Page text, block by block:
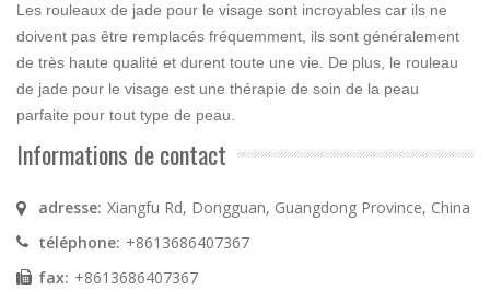
Les rouleaux de jade pour le visage sont incroyables car ils ne
doivent pas être remplacés fréquemment, ils sont généralement
de très haute qualité et durent toute une vie. De plus, le rouleau
de jade pour le visage est une thérapie de soin de la peau
parfaite pour tout type de peau.
Informations de contact
adresse: Xiangfu Rd, Dongguan, Guangdong Province, China
téléphone: +8613686407367
fax: +8613686407367